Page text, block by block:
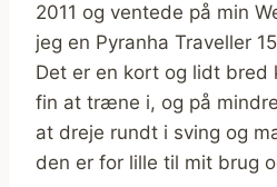
2011 og ventede på min
jeg en Pyranha Traveller
Det er en kort og lidt bred
fin at træne i, og på
at dreje rundt i sving og
den er for lille til mit brug